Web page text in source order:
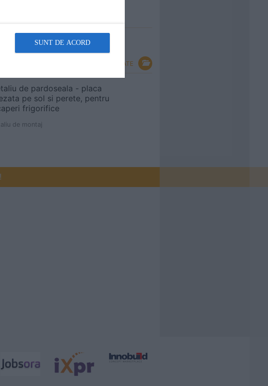
VEZI TOATE
de pardoseala - placa
pe sol si perete, pentru
frigorifice
de montaj
SUNT DE ACORD